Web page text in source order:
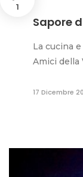
1
Sapore
La cucina
Amici della
17 Dicembre